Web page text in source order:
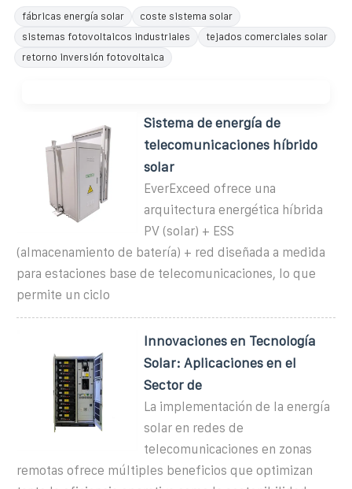
fábricas energía solar
coste sistema solar
sistemas fotovoltaicos industriales
tejados comerciales solar
retorno inversión fotovoltaica
Sistema de energía de
telecomunicaciones híbrido
solar
EverExceed ofrece una
arquitectura energética híbrida
PV (solar) + ESS
(almacenamiento de batería) + red diseñada a medida
para estaciones base de telecomunicaciones, lo que
permite un ciclo
Innovaciones en Tecnología
Solar: Aplicaciones en el
Sector de
La implementación de la energía
solar en redes de
telecomunicaciones en zonas
remotas ofrece múltiples beneficios que optimizan